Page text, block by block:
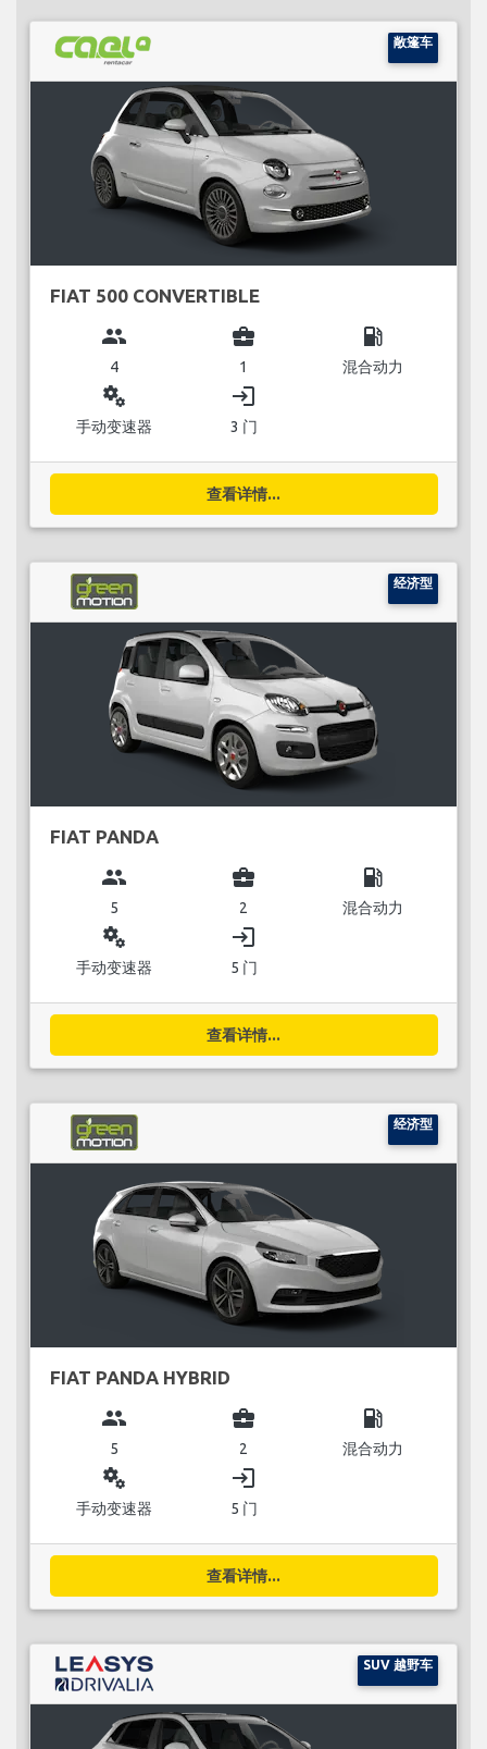
敞篷车
FIAT 500 CONVERTIBLE
group
4
business_center
1
local_gas_station
混合动力
miscellaneous_services
手动变速器
login
3 门
查看详情...
经济型
FIAT PANDA
group
5
business_center
2
local_gas_station
混合动力
miscellaneous_services
手动变速器
login
5 门
查看详情...
经济型
FIAT PANDA HYBRID
group
5
business_center
2
local_gas_station
混合动力
miscellaneous_services
手动变速器
login
5 门
查看详情...
SUV 越野车